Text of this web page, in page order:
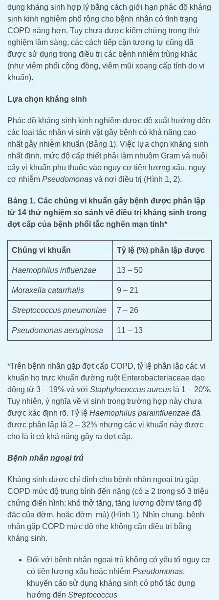
dụng kháng sinh hợp lý bằng cách giới hạn phác đồ kháng
sinh kinh nghiệm phổ rộng cho bệnh nhân có tình trạng
COPD nặng hơn. Tuy chưa được kiểm chứng trong thử
nghiệm lâm sàng, các cách tiếp cận tương tự cũng đã
được sử dụng trong điều trị các bệnh nhiễm trùng khác
(như viêm phổi cộng đồng, viêm mũi xoang cấp tính do vi
khuẩn).
Lựa chọn kháng sinh
Phác đồ kháng sinh kinh nghiệm được đề xuất hướng đến
các loại tác nhân vi sinh vật gây bệnh có khả năng cao
nhất gây nhiễm khuẩn (Bảng 1). Việc lựa chọn kháng sinh
nhất định, mức độ cấp thiết phải làm nhuộm Gram và nuôi
cấy vi khuẩn phụ thuộc vào nguy cơ tiên lượng xấu, nguy
cơ nhiễm Pseudomonas và nơi điều trị (Hình 1, 2).
Bảng 1. Các chủng vi khuẩn gây bệnh được phân lập
từ 14 thử nghiệm so sánh về điều trị kháng sinh trong
đợt cấp của bệnh phổi tắc nghẽn mạn tính*
Chủng vi khuẩn Tỷ lệ (%) phân lập được
Haemophilus influenzae 13 – 50
Moraxella catarrhalis 9 – 21
Streptococcus pneumoniae 7 – 26
Pseudomonas aeruginosa 11 – 13
*Trên bệnh nhân gặp đợt cấp COPD, tỷ lệ phân lập các vi
khuẩn họ trực khuẩn đường ruột Enterobacteriaceae dao
động từ 3 – 19% và với Staphylococcus aureus là 1 – 20%.
Tuy nhiên, ý nghĩa về vi sinh trong trường hợp này chưa
được xác định rõ. Tỷ lệ Haemophilus parainfluenzae đã
được phân lập là 2 – 32% nhưng các vi khuẩn này được
cho là ít có khả năng gây ra đợt cấp.
Bệnh nhân ngoại trú
Kháng sinh được chỉ định cho bệnh nhân ngoại trú gặp
COPD mức độ trung bình đến nặng (có ≥ 2 trong số 3 triệu
chứng điển hình: khó thở tăng, tăng lượng đờm/ tăng độ
đặc của đờm, hoặc đờm mủ) (Hình 1). Nhìn chung, bệnh
nhân gặp COPD mức độ nhẹ không cần điều trị bằng
kháng sinh.
Đối với bệnh nhân ngoại trú không có yếu tố nguy cơ
có tiên lượng xấu hoặc nhiễm Pseudomonas,
khuyến cáo sử dụng kháng sinh có phổ tác dụng
hướng đến Streptococcus